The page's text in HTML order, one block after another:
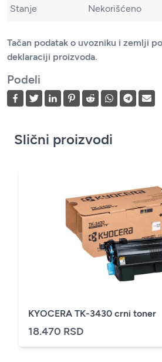
Stanje Nekorišćeno
Tačan podatak o uvozniku i zemlji
deklaraciji proizvoda.
Podeli
Slični proizvodi
KYOCERA TK-3430 crni toner
18.470 RSD